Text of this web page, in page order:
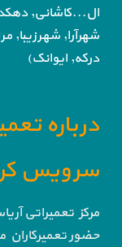
ال...کاشانی,
شهرآرا, شهرزیبا,
درکه, ایوانک)
درباره
سرویس
مرکز تعمیراتی
حضور